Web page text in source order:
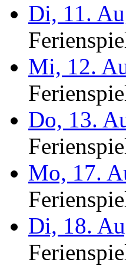
Di, 11.
Mi, 12.
Do, 13.
Mo, 17.
Di, 18.